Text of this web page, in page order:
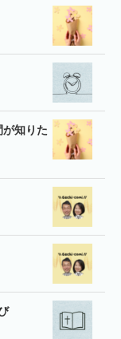
知りた